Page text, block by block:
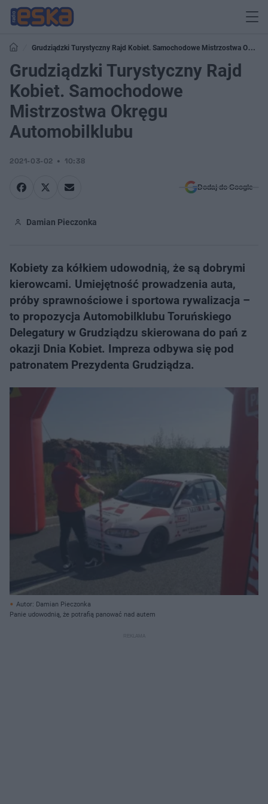
Grudziądzki Turystyczny Rajd Kobiet. Samochodowe Mistrzostwa Okręgu
Automobilklubu
Grudziądzki Turystyczny Rajd
Kobiet. Samochodowe
Mistrzostwa Okręgu
Automobilklubu
2021-03-02 10:38
Dodaj do Google
Damian Pieczonka
Kobiety za kółkiem udowodnią, że są dobrymi
kierowcami. Umiejętność prowadzenia auta,
próby sprawnościowe i sportowa rywalizacja –
to propozycja Automobilklubu Toruńskiego
Delegatury w Grudziądzu skierowana do pań z
okazji Dnia Kobiet. Impreza odbywa się pod
patronatem Prezydenta Grudziądza.
Autor: Damian Pieczonka
Panie udowodnią, że potrafią panować nad autem